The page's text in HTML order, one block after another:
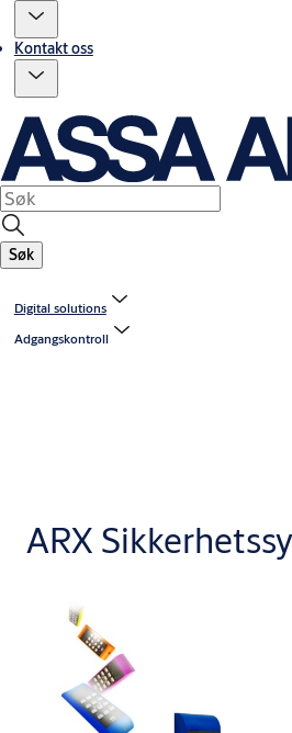
Kontakt oss
Søk
Digital solutions
Adgangskontroll
ARX